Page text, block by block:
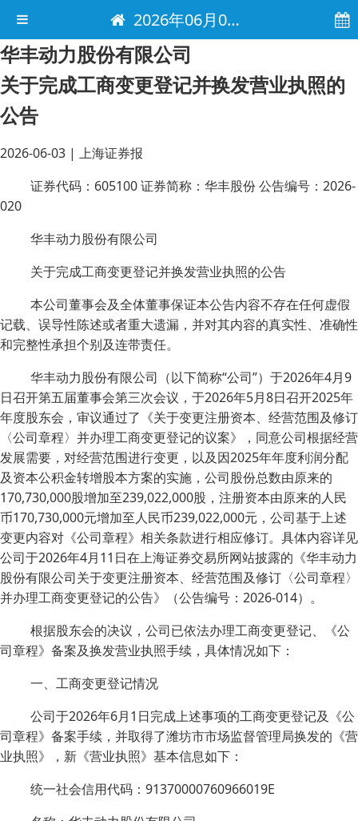
2026年06月03日 电子报
华丰动力股份有限公司
关于完成工商变更登记并换发营业执照的
公告
2026-06-03 | 上海证券报
证券代码：605100 证券简称：华丰股份 公告编号：2026-
020
华丰动力股份有限公司
关于完成工商变更登记并换发营业执照的公告
本公司董事会及全体董事保证本公告内容不存在任何虚假
记载、误导性陈述或者重大遗漏，并对其内容的真实性、准确性
和完整性承担个别及连带责任。
华丰动力股份有限公司（以下简称“公司”）于2026年4月9
日召开第五届董事会第三次会议，于2026年5月8日召开2025年
年度股东会，审议通过了《关于变更注册资本、经营范围及修订
〈公司章程〉并办理工商变更登记的议案》，同意公司根据经营
发展需要，对经营范围进行变更，以及因2025年年度利润分配
及资本公积金转增股本方案的实施，公司股份总数由原来的
170,730,000股增加至239,022,000股，注册资本由原来的人民
币170,730,000元增加至人民币239,022,000元，公司基于上述
变更内容对《公司章程》相关条款进行相应修订。具体内容详见
公司于2026年4月11日在上海证券交易所网站披露的《华丰动力
股份有限公司关于变更注册资本、经营范围及修订〈公司章程〉
并办理工商变更登记的公告》（公告编号：2026-014）。
根据股东会的决议，公司已依法办理工商变更登记、《公
司章程》备案及换发营业执照手续，具体情况如下：
一、工商变更登记情况
公司于2026年6月1日完成上述事项的工商变更登记及《公
司章程》备案手续，并取得了潍坊市市场监督管理局换发的《营
业执照》，新《营业执照》基本信息如下：
统一社会信用代码：91370000760966019E